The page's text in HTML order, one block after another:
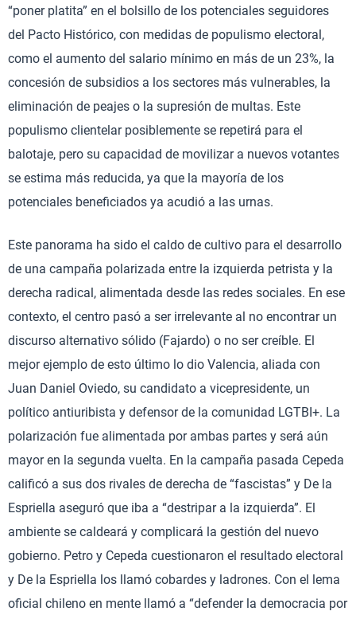
“poner platita” en el bolsillo de los potenciales seguidores
del Pacto Histórico, con medidas de populismo electoral,
como el aumento del salario mínimo en más de un 23%, la
concesión de subsidios a los sectores más vulnerables, la
eliminación de peajes o la supresión de multas. Este
populismo clientelar posiblemente se repetirá para el
balotaje, pero su capacidad de movilizar a nuevos votantes
se estima más reducida, ya que la mayoría de los
potenciales beneficiados ya acudió a las urnas.
Este panorama ha sido el caldo de cultivo para el desarrollo
de una campaña polarizada entre la izquierda petrista y la
derecha radical, alimentada desde las redes sociales. En ese
contexto, el centro pasó a ser irrelevante al no encontrar un
discurso alternativo sólido (Fajardo) o no ser creíble. El
mejor ejemplo de esto último lo dio Valencia, aliada con
Juan Daniel Oviedo, su candidato a vicepresidente, un
político antiuribista y defensor de la comunidad LGTBI+. La
polarización fue alimentada por ambas partes y será aún
mayor en la segunda vuelta. En la campaña pasada Cepeda
calificó a sus dos rivales de derecha de “fascistas” y De la
Espriella aseguró que iba a “destripar a la izquierda”. El
ambiente se caldeará y complicará la gestión del nuevo
gobierno. Petro y Cepeda cuestionaron el resultado electoral
y De la Espriella los llamó cobardes y ladrones. Con el lema
oficial chileno en mente llamó a “defender la democracia por